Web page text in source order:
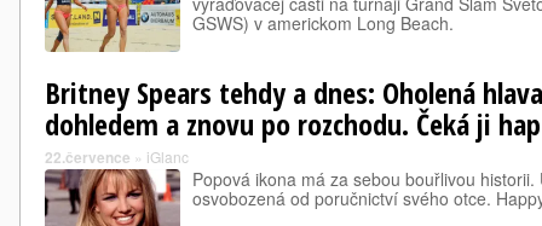
GSWS) v americkom Long Beach.
Britney Spears tehdy a dnes: Oholená
dohledem a znovu po rozchodu. Čeká ji
22.července » iGlanc
Popová ikona má za sebou bouřlivou
osvobozená od poručnictví svého otce.